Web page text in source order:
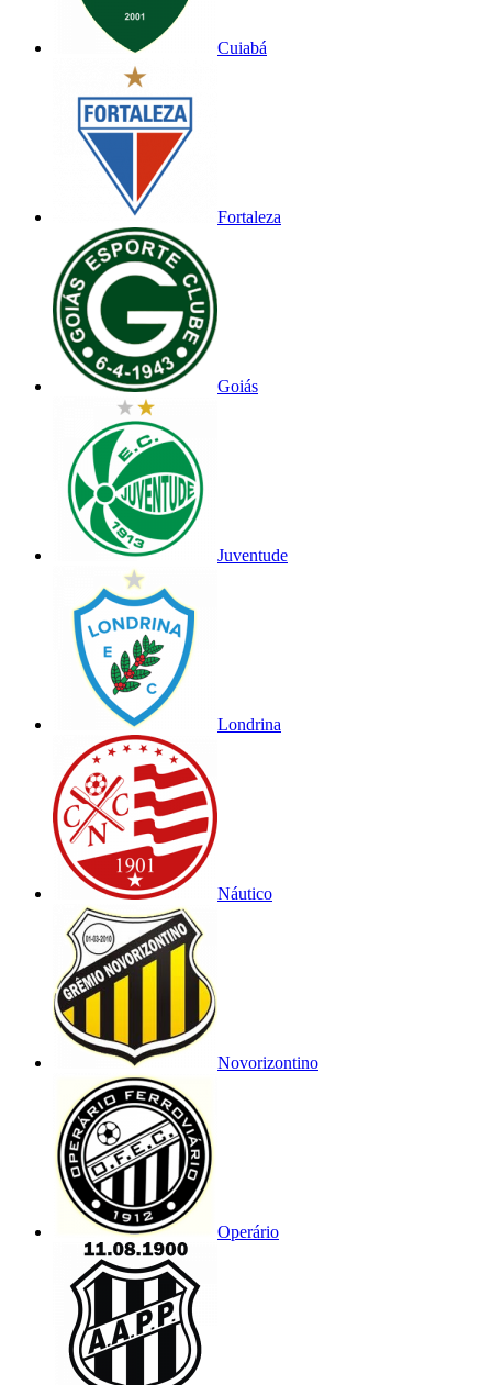
Cuiabá
Fortaleza
Goiás
Juventude
Londrina
Náutico
Novorizontino
Operário